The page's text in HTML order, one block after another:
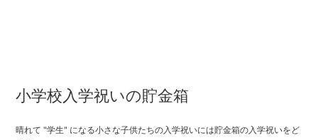
小学校入学祝いの貯金箱
晴れて "学生" になる小さな子供たちの入学祝いには貯金箱の入学祝いをど